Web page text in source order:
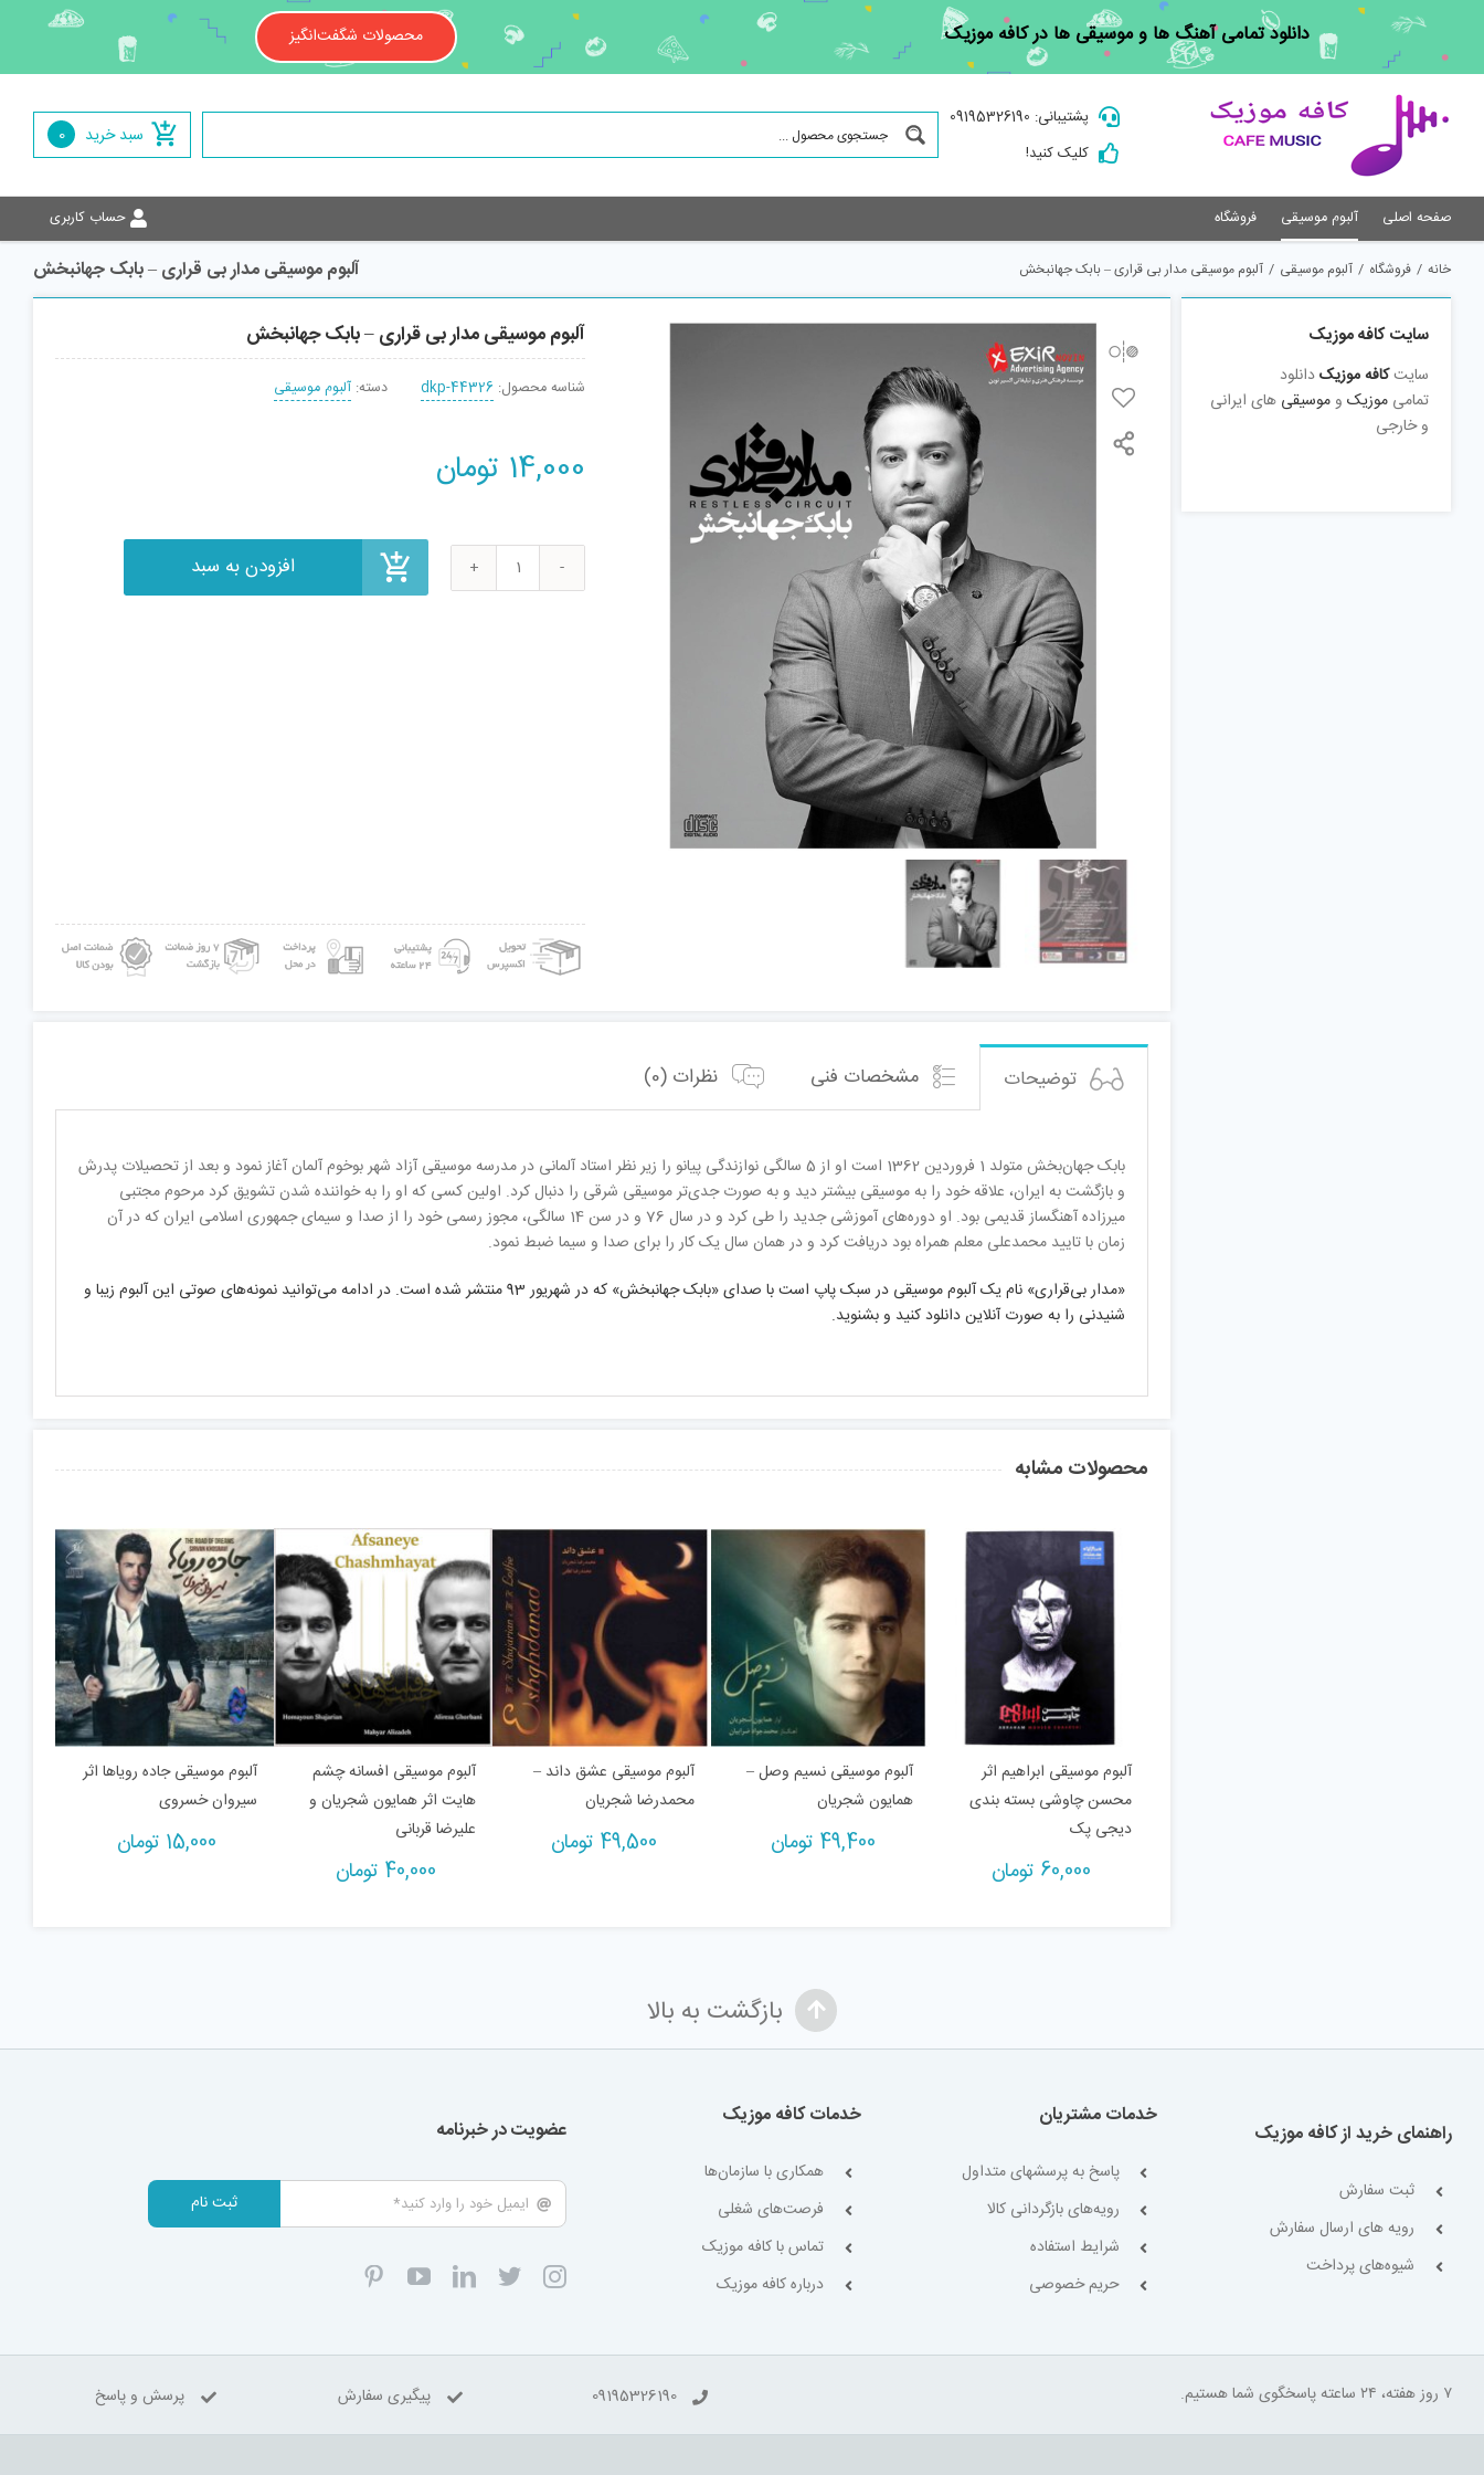
content
دانلود تمامی آهنگ ها و موسیقی ها در کافه موزیک محصولات شگفت‌انگیز
پشتیبانی: 09195326190
کلیک کنید!
سبد خرید 0
صفحه اصلی آلبوم موسیقی فروشگاه حساب کاربری
آلبوم موسیقی مدار بی قراری – بابک جهانبخش خانه / فروشگاه / آلبوم موسیقی / آلبوم موسیقی مدار بی قراری – بابک جهانبخش
آلبوم موسیقی مدار بی قراری – بابک جهانبخش
شناسه محصول: dkp-44326 دسته: آلبوم موسیقی
14,000 تومان
آلبوم
توضیحات مشخصات فنی نظرات (0)
بابک جهان‌بخش متولد 1 فروردین 1362 است او از 5 سالگی نوازندگی پیانو را زیر نظر استاد آلمانی در مدرسه موسیقی آزاد شهر بوخوم آلمان آغاز نمود و بعد از تحصیلات پدرش
و بازگشت به ایران، علاقه خود را به موسیقی بیشتر دید و به صورت جدی‌تر موسیقی شرقی را دنبال کرد. اولین کسی که او را به خواننده شدن تشویق کرد مرحوم مجتبی
میرزاده آهنگساز قدیمی بود. او دوره‌های آموزشی جدید را طی کرد و در سال 76 و در سن 14 سالگی، مجوز رسمی خود را از صدا و سیمای جمهوری اسلامی ایران که در آن
زمان با تایید محمدعلی معلم همراه بود دریافت کرد و در همان سال یک کار را برای صدا و سیما ضبط نمود.
«مدار بی‌قراری» نام یک آلبوم موسیقی در سبک پاپ است با صدای «بابک جهانبخش» که در شهریور 93 منتشر شده است. در ادامه می‌توانید نمونه‌های صوتی این آلبوم زیبا و
شنیدنی را به صورت آنلاین دانلود کنید و بشنوید.
محصولات مشابه
آلبوم موسیقی ابراهیم اثر
محسن چاوشی بسته بندی
دیجی پک
60,000 تومان
آلبوم موسیقی نسیم وصل –
همایون شجریان
49,400 تومان
آلبوم موسیقی عشق داند –
محمدرضا شجریان
49,500 تومان
آلبوم موسیقی افسانه چشم
هایت اثر همایون شجریان و
علیرضا قربانی
40,000 تومان
آلبوم موسیقی جاده رویاها اثر
سیروان خسروی
15,000 تومان
سایت کافه موزیک
سایتکافه موزیکدانلود
تمامی موزیک وموسیقی های ایرانی
و خارجی
بازگشت به بالا
راهنمای خرید از کافه موزیک
ثبت سفارش
رویه های ارسال سفارش
شیوه‌های پرداخت
خدمات مشتریان
پاسخ به پرسشهای متداول
رویه‌های بازگردانی کالا
شرایط استفاده
حریم خصوصی
خدمات کافه موزیک
همکاری با سازمان‌ها
فرصت‌های شغلی
تماس با کافه موزیک
درباره کافه موزیک
عضویت در خبرنامه
ثبت نام
۷ روز هفته، ۲۴ ساعته پاسخگوی شما هستیم. 09195326190 پیگیری سفارش پرسش و پاسخ